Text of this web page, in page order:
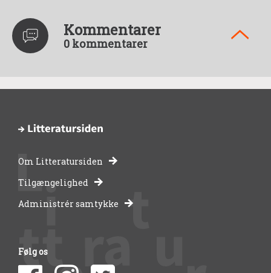
Kommentarer
0 kommentarer
-
bibliotekernes
side
Om Litteratursiden
Tilgængelighed
Administrér samtykke
Følg os